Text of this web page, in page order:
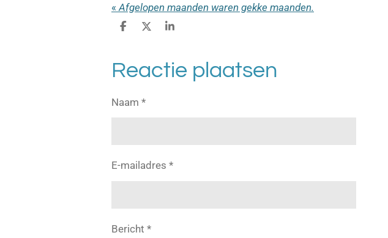
« Afgelopen maanden waren gekke maanden.
D
e
n
D
S
r
Reactie plaatsen
Naam *
E-mailadres *
Bericht *